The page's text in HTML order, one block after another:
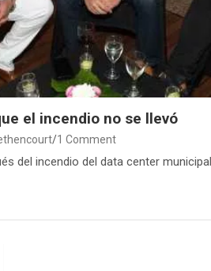
el incendio no se llevó
1 Comment
del incendio del data center